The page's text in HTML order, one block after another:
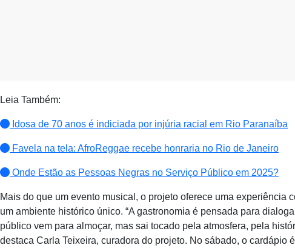
Leia Também:
Idosa de 70 anos é indiciada por injúria racial em Rio Paranaíba
Favela na tela: AfroReggae recebe honraria no Rio de Janeiro
Onde Estão as Pessoas Negras no Serviço Público em 2025?
Mais do que um evento musical, o projeto oferece uma experiência
um ambiente histórico único. “A gastronomia é pensada para
público vem para almoçar, mas sai tocado pela atmosfera, pela
destaca Carla Teixeira, curadora do projeto. No sábado, o cardápio